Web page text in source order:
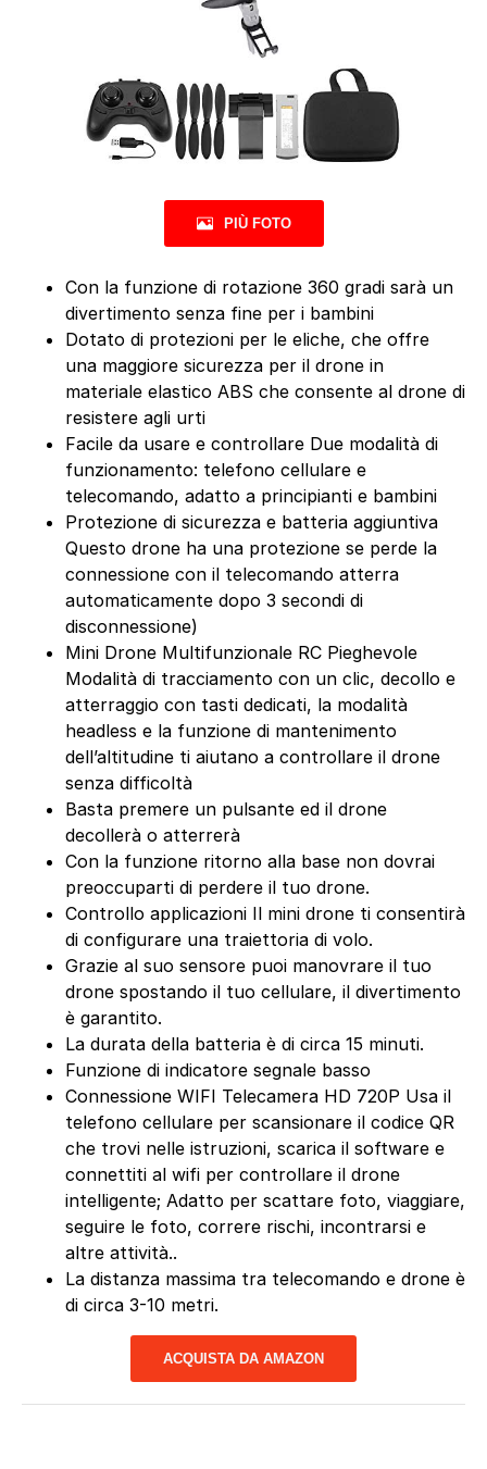
PIÙ FOTO
Con la funzione di rotazione 360 gradi sarà un
divertimento senza fine per i bambini
Dotato di protezioni per le eliche, che offre
una maggiore sicurezza per il drone in
materiale elastico ABS che consente al drone di
resistere agli urti
Facile da usare e controllare Due modalità di
funzionamento: telefono cellulare e
telecomando, adatto a principianti e bambini
Protezione di sicurezza e batteria aggiuntiva
Questo drone ha una protezione se perde la
connessione con il telecomando atterra
automaticamente dopo 3 secondi di
disconnessione)
Mini Drone Multifunzionale RC Pieghevole
Modalità di tracciamento con un clic, decollo e
atterraggio con tasti dedicati, la modalità
headless e la funzione di mantenimento
dell’altitudine ti aiutano a controllare il drone
senza difficoltà
Basta premere un pulsante ed il drone
decollerà o atterrerà
Con la funzione ritorno alla base non dovrai
preoccuparti di perdere il tuo drone.
Controllo applicazioni Il mini drone ti consentirà
di configurare una traiettoria di volo.
Grazie al suo sensore puoi manovrare il tuo
drone spostando il tuo cellulare, il divertimento
è garantito.
La durata della batteria è di circa 15 minuti.
Funzione di indicatore segnale basso
Connessione WIFI Telecamera HD 720P Usa il
telefono cellulare per scansionare il codice QR
che trovi nelle istruzioni, scarica il software e
connettiti al wifi per controllare il drone
intelligente; Adatto per scattare foto, viaggiare,
seguire le foto, correre rischi, incontrarsi e
altre attività..
La distanza massima tra telecomando e drone è
di circa 3-10 metri.
ACQUISTA DA AMAZON